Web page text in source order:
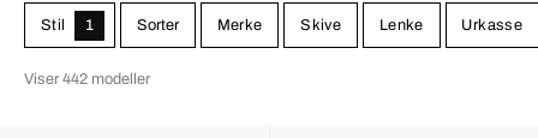
Lekrere blir det ikke!
Sorter
Stil 1 Merke Skive Lenke Urkasse
Viser 442 modeller